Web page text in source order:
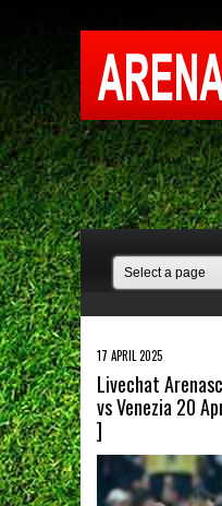
17 APRIL 2025
Livechat
vs Venezia 20
]